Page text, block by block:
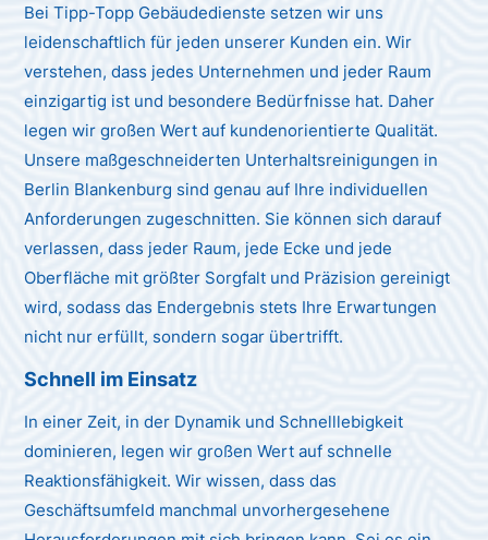
Bei Tipp-Topp Gebäudedienste setzen wir uns
leidenschaftlich für jeden unserer Kunden ein. Wir
verstehen, dass jedes Unternehmen und jeder Raum
einzigartig ist und besondere Bedürfnisse hat. Daher
legen wir großen Wert auf kundenorientierte Qualität.
Unsere maßgeschneiderten Unterhaltsreinigungen in
Berlin Blankenburg sind genau auf Ihre individuellen
Anforderungen zugeschnitten. Sie können sich darauf
verlassen, dass jeder Raum, jede Ecke und jede
Oberfläche mit größter Sorgfalt und Präzision gereinigt
wird, sodass das Endergebnis stets Ihre Erwartungen
nicht nur erfüllt, sondern sogar übertrifft.
Schnell im Einsatz
In einer Zeit, in der Dynamik und Schnelllebigkeit
dominieren, legen wir großen Wert auf schnelle
Reaktionsfähigkeit. Wir wissen, dass das
Geschäftsumfeld manchmal unvorhergesehene